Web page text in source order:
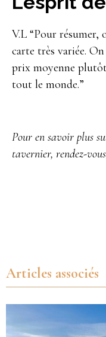
V.L “Pour résumer,
carte très variée.
prix moyenne
tout le monde.”
Pour en savoir plus
tavernier, rendez-
Articles associés